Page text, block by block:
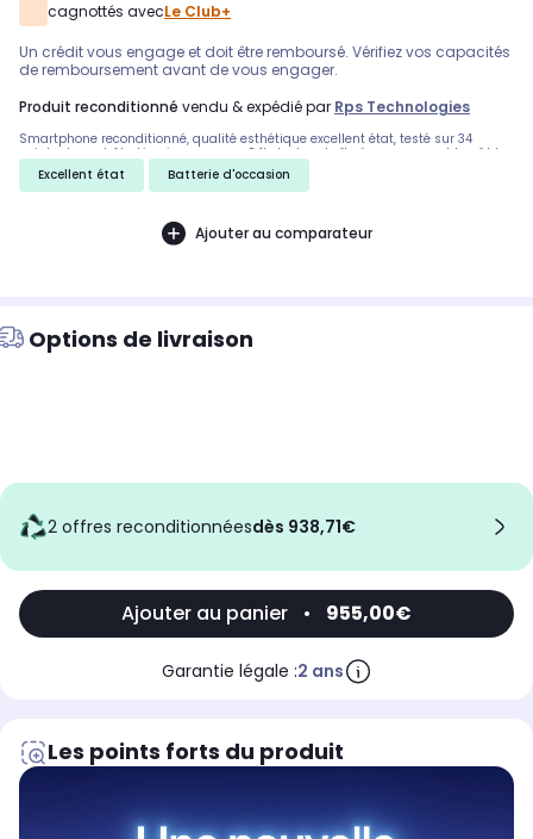
cagnottés avecLe Club+
Un crédit vous engage et doit être remboursé. Vérifiez vos capacités
de remboursement avant de vous engager.
produit reconditionné vendu & expédié par Rps Technologies
Smartphone reconditionné, qualité esthétique excellent état, testé sur 34
points de contrôle. Livraison express 24h. Inclus : boîte éco-responsable, câble
d'alimentation et extracteur SIM.
Excellent état Batterie d'occasion
Ajouter au comparateur
Options de livraison
2 offres reconditionnées dès 938,71€
Ajouter au panier • 955,00€
Garantie légale :2 ans
Les points forts du produit